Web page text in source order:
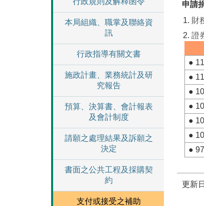
本局組織、職掌及聯絡資
訊
行政指導有關文書
施政計畫、業務統計及研
究報告
預算、決算書、會計報表
及會計制度
請願之處理結果及訴願之
決定
書面之公共工程及採購契
約
支付或接受之補助
申請
財
證
●
●
●
●
●
●
●
更新